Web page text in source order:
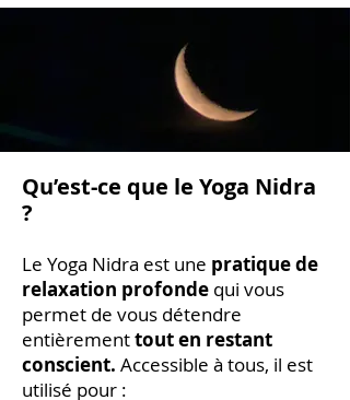
Qu’est-ce que le Yoga Nidra
?
Le Yoga Nidra est une pratique de
relaxation profonde qui vous
permet de vous détendre
entièrementtout en restant
conscient. Accessible à tous, il est
utilisé pour :